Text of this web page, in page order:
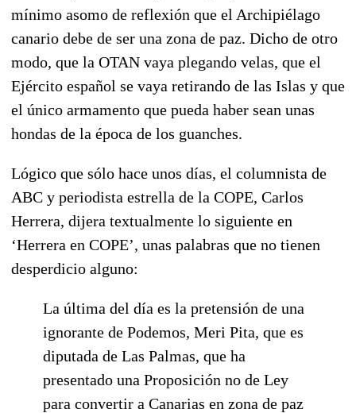
mínimo asomo de reflexión que el Archipiélago
canario debe de ser una zona de paz. Dicho de otro
modo, que la OTAN vaya plegando velas, que el
Ejército español se vaya retirando de las Islas y que
el único armamento que pueda haber sean unas
hondas de la época de los guanches.
Lógico que sólo hace unos días, el columnista de
ABC y periodista estrella de la COPE, Carlos
Herrera, dijera textualmente lo siguiente en
‘Herrera en COPE’, unas palabras que no tienen
desperdicio alguno:
La última del día es la pretensión de una
ignorante de Podemos, Meri Pita, que es
diputada de Las Palmas, que ha
presentado una Proposición no de Ley
para convertir a Canarias en zona de paz